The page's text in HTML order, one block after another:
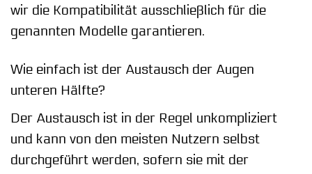
wir die Kompatibilität ausschließlich für die
genannten Modelle garantieren.
Wie einfach ist der Austausch der Augen
unteren Hälfte?
Der Austausch ist in der Regel unkompliziert
und kann von den meisten Nutzern selbst
durchgeführt werden, sofern sie mit der